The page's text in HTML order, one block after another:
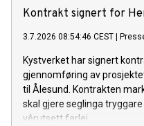
Kontrakt signert for
3.7.2026 08:54:46 CEST
Kystverket har signert
gjennomføring av
til Ålesund. Kontrakten
skal gjere seglinga
vêrutsett farlei.